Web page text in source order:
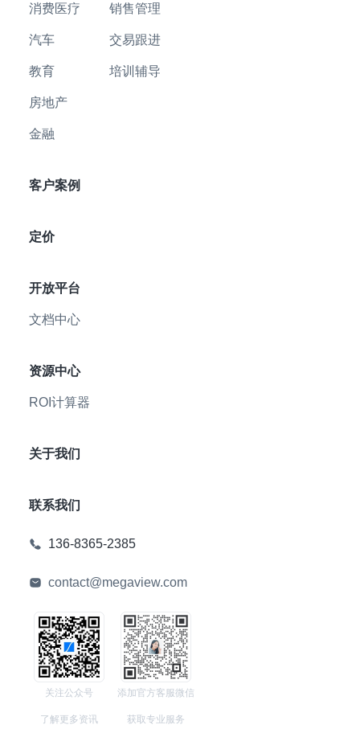
消费医疗
汽车
教育
房地产
金融
销售管理
交易跟进
培训辅导
客户案例
定价
开放平台
文档中心
资源中心
ROI计算器
关于我们
联系我们
136-8365-2385
contact@megaview.com
关注公众号
了解更多资讯
添加官方客服微信
获取专业服务